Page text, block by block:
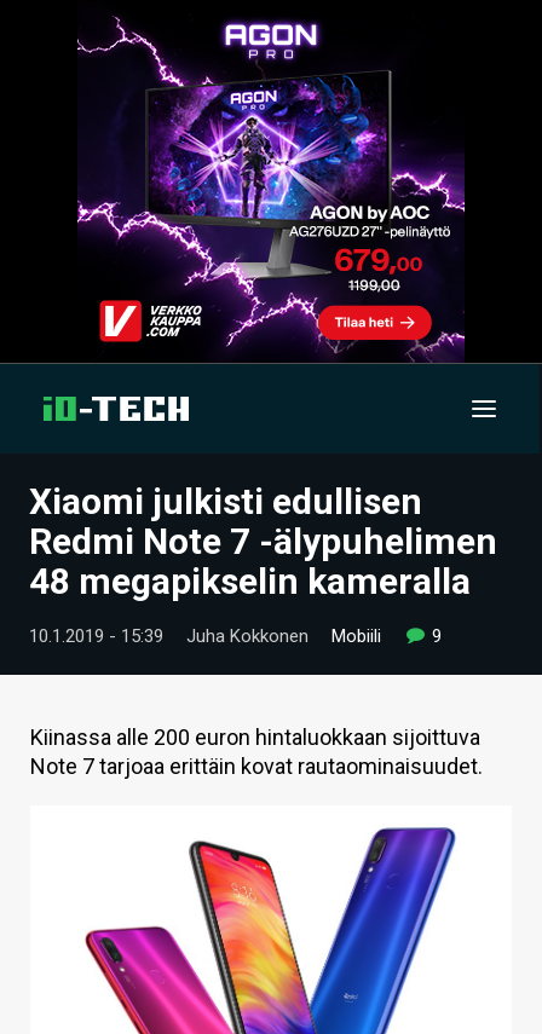
UUTISET
ARTIKKELIT
VIDEOT
TECHBBS
TIETOA
HINTA.FI
Xiaomi julkisti edullisen
Redmi Note 7 -älypuhelimen
48 megapikselin kameralla
10.1.2019 - 15:39 Juha Kokkonen Mobiili 9
Kiinassa alle 200 euron hintaluokkaan sijoittuva
Note 7 tarjoaa erittäin kovat rautaominaisuudet.